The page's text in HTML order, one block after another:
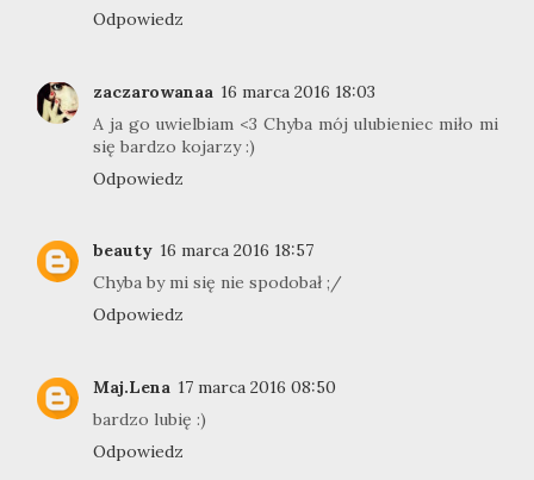
Odpowiedz
zaczarowanaa 16 marca 2016 18:03
A ja go uwielbiam <3 Chyba mój ulubieniec miło mi
się bardzo kojarzy :)
Odpowiedz
beauty 16 marca 2016 18:57
Chyba by mi się nie spodobał ;/
Odpowiedz
Maj.Lena 17 marca 2016 08:50
bardzo lubię :)
Odpowiedz